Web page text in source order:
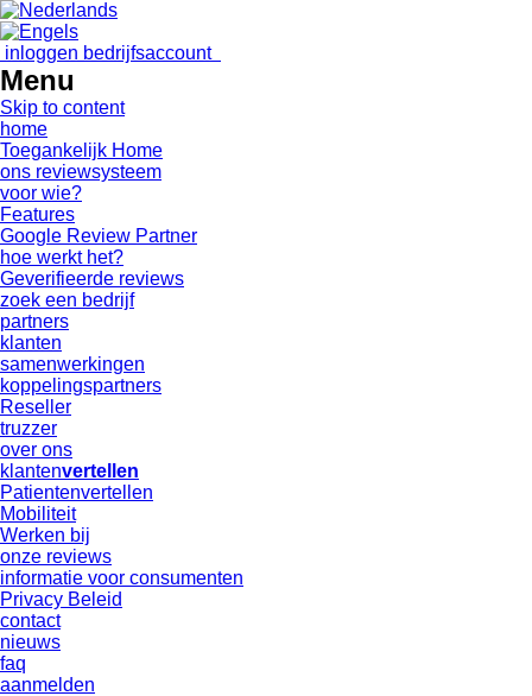
inloggen bedrijfsaccount
Menu
Skip to content
home
Toegankelijk Home
ons reviewsysteem
voor wie?
Features
Google Review Partner
hoe werkt het?
Geverifieerde reviews
zoek een bedrijf
partners
klanten
samenwerkingen
koppelingspartners
Reseller
truzzer
over ons
klantenvertellen
Patientenvertellen
Mobiliteit
Werken bij
onze reviews
informatie voor consumenten
Privacy Beleid
contact
nieuws
faq
aanmelden